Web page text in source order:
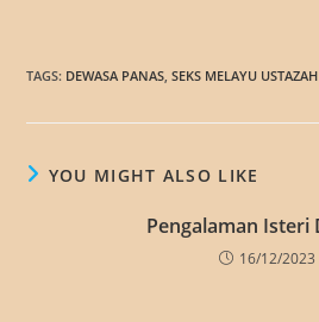
TAGS: DEWASA PANAS SEKS MELAYU USTAZAH
YOU MIGHT ALSO LIKE
Pengalaman Isteri
16/12/2023